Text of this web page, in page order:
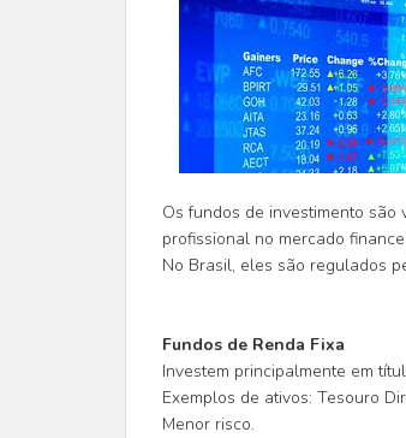
Os fundos de investimento
profissional no mercado
No Brasil, eles são regulados
Fundos de Renda Fixa
Investem principalmente em
Exemplos de ativos: Tesouro
Menor risco.